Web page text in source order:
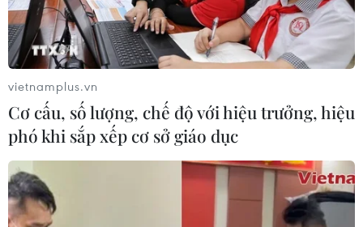
Nhận định Việt Nam vs
Indonesia: Thầy Kim cần thay đổi để
03/08/2026 00:06
Mãn nhãn đêm khai mạc Liên hoan
quốc tế võ cổ truyền Việt Nam 2026
02/08/2026 22:41
vietnamplus.vn
Cơ cấu, số lượng, chế độ với hiệu trưởng, hiệu
phó khi sắp xếp cơ sở giáo dục